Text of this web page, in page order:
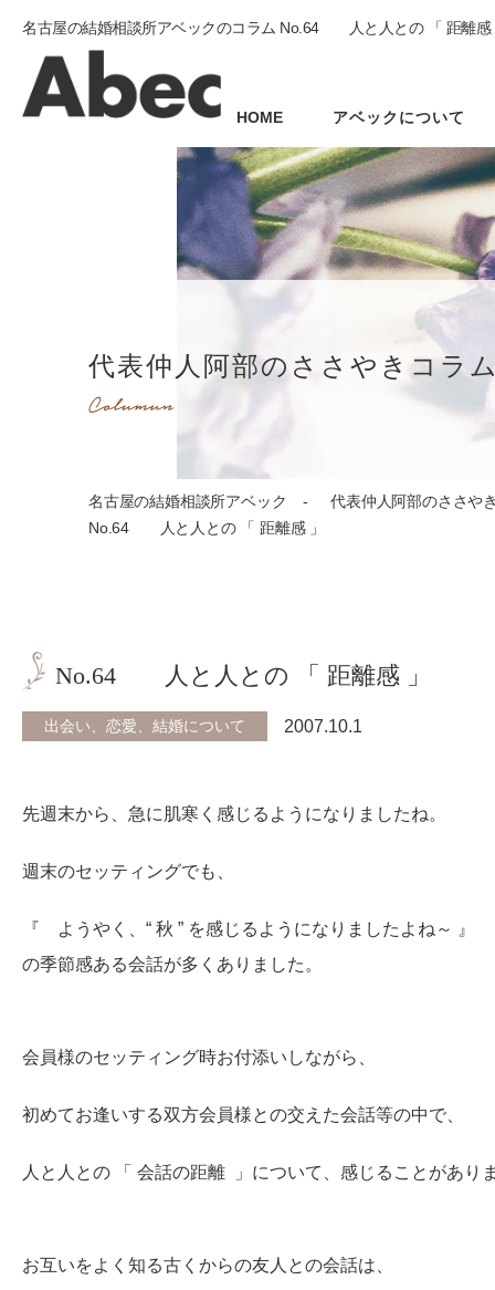
名古屋の結婚相談所アベックのコラム No.64 人と人との 「 距離感
HOME アベックについて
代表仲人阿部のささやきコラ
名古屋の結婚相談所アベック
代表仲人阿部のささや
No.64 人と人との 「 距離感 」
No.64 人と人との 「 距離感 」
出会い、恋愛、結婚について 2007.10.1
先週末から、急に肌寒く感じるようになりましたね。
週末のセッティングでも、
『 ようやく、“ 秋 ” を感じるようになりましたよね～ 』
の季節感ある会話が多くありました。
会員様のセッティング時お付添いしながら、
初めてお逢いする双方会員様との交えた会話等の中で、
人と人との 「 会話の距離 」について、感じることがあり
お互いをよく知る古くからの友人との会話は、